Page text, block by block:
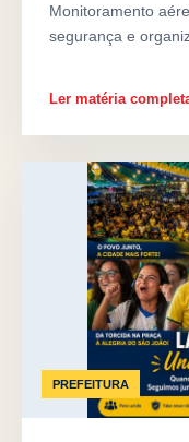
Monitoramento
segurança e
Ler matéria
PREFEITURA